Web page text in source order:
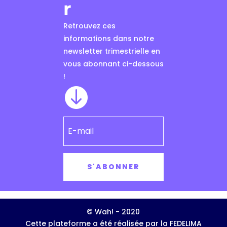
r
Retrouvez ces
informations dans notre
newsletter trimestrielle en
vous abonnant ci-dessous
!

S'ABONNER
© Wah! - 2020
Cette plateforme a été réalisée par la FEDELIMA